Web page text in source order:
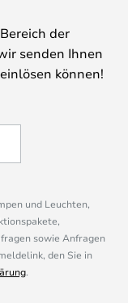
der
senden Ihnen
können!
und Leuchten,
sowie Anfragen
den Sie in
.